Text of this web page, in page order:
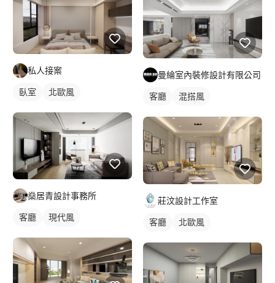
私人接案
臥室 北歐風
燊居青設計事務所
客廳 現代風
曼綸室內裝修設計有限公司
客廳 混搭風
莊汶設計工作室
客廳 北歐風